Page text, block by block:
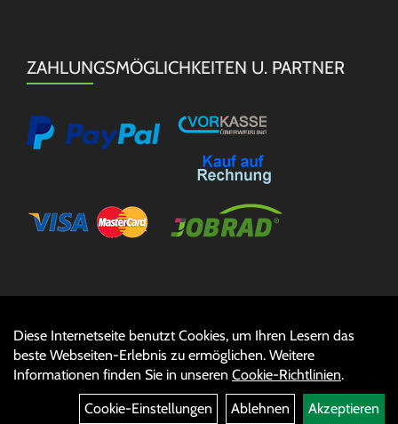
ZAHLUNGSMÖGLICHKEITEN U. PARTNER
Diese Internetseite benutzt Cookies, um Ihren Lesern das
beste Webseiten-Erlebnis zu ermöglichen. Weitere
Informationen finden Sie in unseren Cookie-Richtlinien.
Cookie-Einstellungen
Ablehnen Akzeptieren
Auftrag widerrufen